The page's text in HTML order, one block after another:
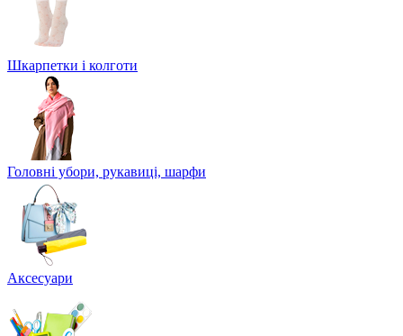
Шкарпетки і колготи
Головні убори, рукавиці, шарфи
Аксесуари